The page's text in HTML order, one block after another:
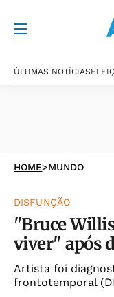
ÚLTIMAS NOTÍCIAS
HOME>MUNDO
DISFUNÇÃO
"Bruce
viver" após
Artista foi
frontotemporal